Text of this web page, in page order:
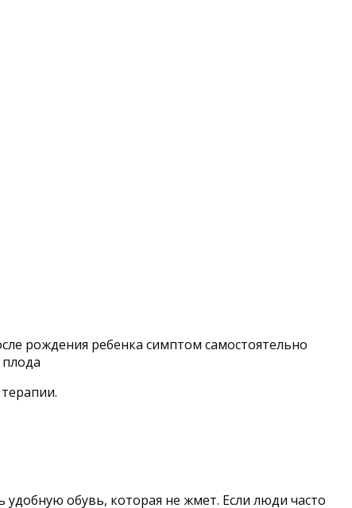
рождения ребенка симптом самостоятельно
обувь, которая не жмет. Если люди часто